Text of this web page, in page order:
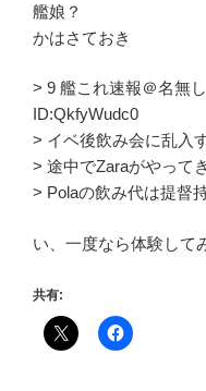
艦娘？
かはさておき
> 9 艦これ速報＠名無
ID:QkfyWudc0
> イベ後飲み会に乱入
> 途中でZaraがやって
> Polaの飲み代は提督持
い、一度なら体験して
共有: